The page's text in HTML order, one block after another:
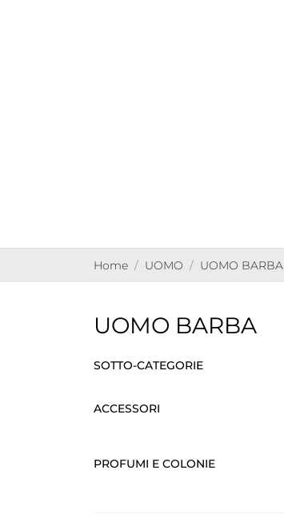
Home UOMO UOMO BARBA
UOMO BARBA
SOTTO-CATEGORIE
ACCESSORI
PROFUMI E COLONIE